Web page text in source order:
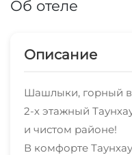
Об отеле
Описание
Шашлыки, горный
2-х этажный
и чистом районе!
В комфорте